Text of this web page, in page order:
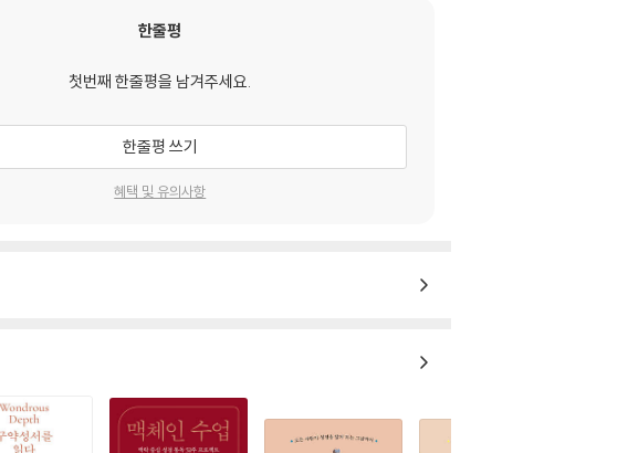
한줄평
첫번째 한줄평을 남겨주세요.
한줄평 쓰기
혜택 및 유의사항